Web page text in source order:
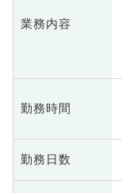
業務内容
勤務時間
勤務日数